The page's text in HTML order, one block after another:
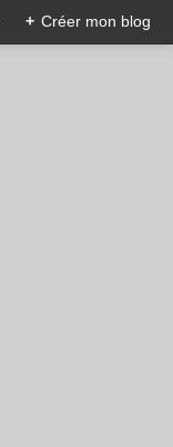
+ Créer mon blog